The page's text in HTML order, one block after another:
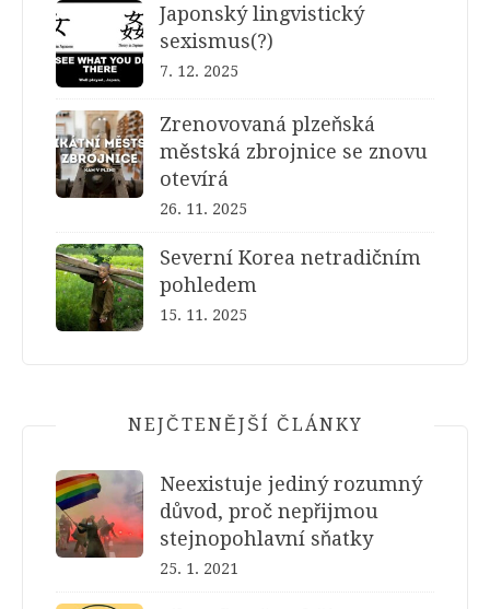
Japonský lingvistický
sexismus(?)
7. 12. 2025
Zrenovovaná plzeňská
městská zbrojnice se znovu
otevírá
26. 11. 2025
Severní Korea netradičním
pohledem
15. 11. 2025
NEJČTENĚJŠÍ ČLÁNKY
Neexistuje jediný rozumný
důvod, proč nepřijmou
stejnopohlavní sňatky
25. 1. 2021